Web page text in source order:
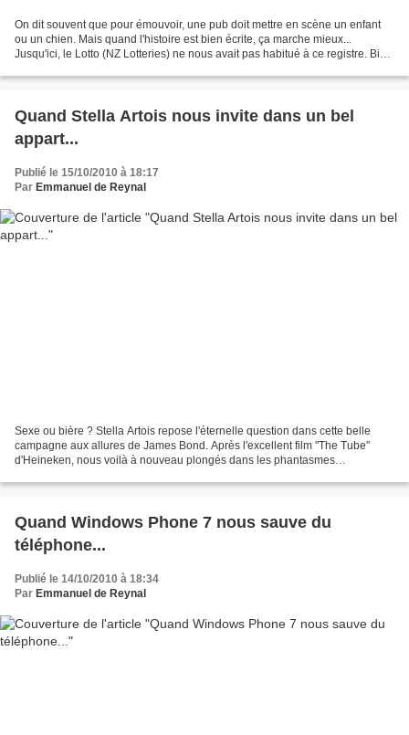
On dit souvent que pour émouvoir, une pub doit mettre en scène un enfant
ou un chien. Mais quand l'histoire est bien écrite, ça marche mieux...
Jusqu'ici, le Lotto (NZ Lotteries) ne nous avait pas habitué à ce registre. Bien
Quand Stella Artois nous invite dans un bel
appart...
Publié le 15/10/2010 à 18:17
Par Emmanuel de Reynal
Sexe ou bière ? Stella Artois repose l'éternelle question dans cette belle
campagne aux allures de James Bond. Après l'excellent film "The Tube"
d'Heineken, nous voilà à nouveau plongés dans les phantasmes
Quand Windows Phone 7 nous sauve du
téléphone...
Publié le 14/10/2010 à 18:34
Par Emmanuel de Reynal